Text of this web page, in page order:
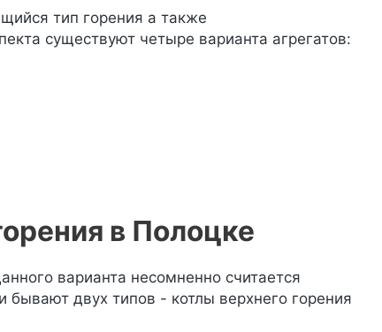
тип горения а также
существуют четыре варианта агрегатов:
в Полоцке
варианта несомненно считается
бывают двух типов - котлы верхнего горения